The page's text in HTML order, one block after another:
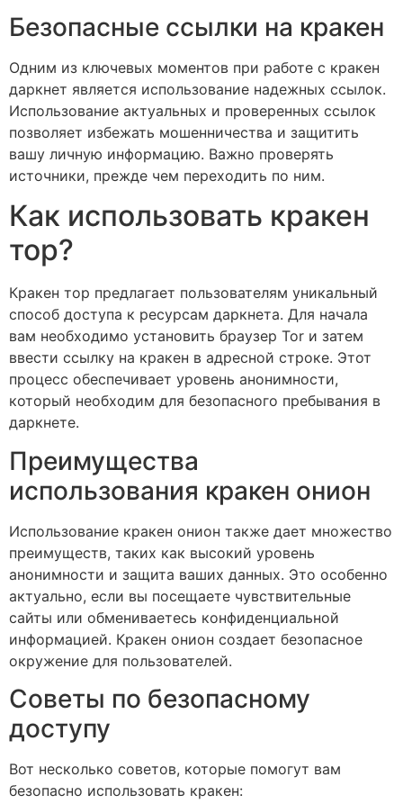
Безопасные ссылки на кракен
Одним из ключевых моментов при работе с кракен
даркнет является использование надежных ссылок.
Использование актуальных и проверенных ссылок
позволяет избежать мошенничества и защитить
вашу личную информацию. Важно проверять
источники, прежде чем переходить по ним.
Как использовать кракен
тор?
Кракен тор предлагает пользователям уникальный
способ доступа к ресурсам даркнета. Для начала
вам необходимо установить браузер Tor и затем
ввести ссылку на кракен в адресной строке. Этот
процесс обеспечивает уровень анонимности,
который необходим для безопасного пребывания в
даркнете.
Преимущества
использования кракен онион
Использование кракен онион также дает множество
преимуществ, таких как высокий уровень
анонимности и защита ваших данных. Это особенно
актуально, если вы посещаете чувствительные
сайты или обмениваетесь конфиденциальной
информацией. Кракен онион создает безопасное
окружение для пользователей.
Советы по безопасному
доступу
Вот несколько советов, которые помогут вам
безопасно использовать кракен: